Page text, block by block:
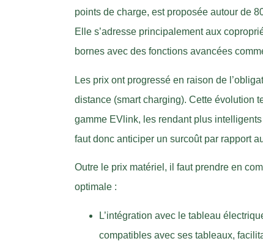
points de charge, est proposée autour de
Elle s’adresse principalement aux
bornes avec des fonctions avancées
Les prix ont progressé en raison de
distance (smart charging). Cette évolution
gamme EVlink, les rendant plus
faut donc anticiper un surcoût par rapport
Outre le prix matériel, il faut prendre en
optimale :
L’intégration avec le tableau
compatibles avec ses tableaux,